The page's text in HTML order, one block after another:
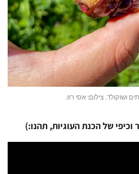
ושוקולד. צילום: אסי רוז.
של הכנת העוגיות, תהנו:)